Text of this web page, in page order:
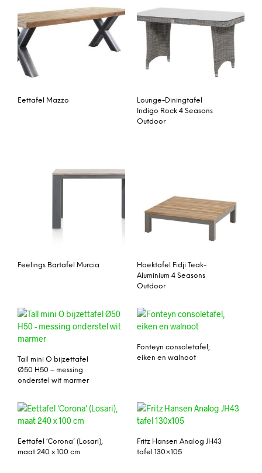
Eettafel Mazzo
Lounge-Diningtafel
Indigo Rock 4 Seasons
Outdoor
Feelings Bartafel Murcia
Hoektafel Fidji Teak-
Aluminium 4 Seasons
Outdoor
Tall mini O bijzettafel
Ø50 H50 – messing
onderstel wit marmer
Fonteyn consoletafel,
eiken en walnoot
Eettafel ‘Corona’ (Losari),
maat 240 x 100 cm
Fritz Hansen Analog JH43
tafel 130×105